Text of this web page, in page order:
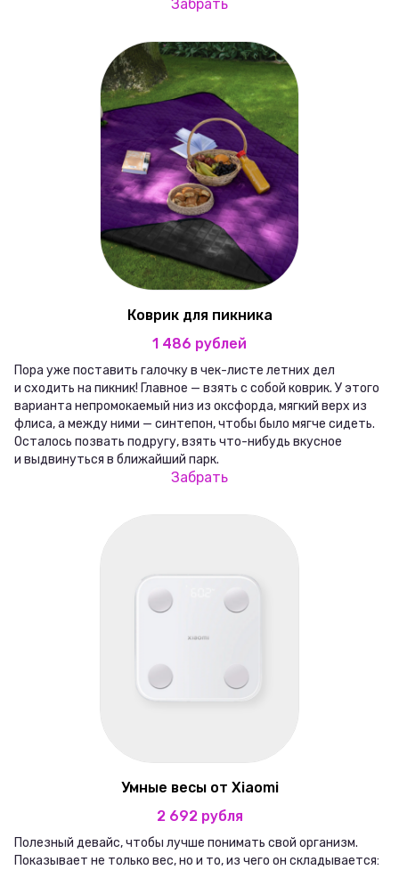
Забрать
Коврик для пикника
1 486 рублей
Пора уже поставить галочку в чек-листе летних дел
и сходить на пикник! Главное — взять с собой коврик. У этого
варианта непромокаемый низ из оксфорда, мягкий верх из
флиса, а между ними — синтепон, чтобы было мягче сидеть.
Осталось позвать подругу, взять что-нибудь вкусное
и выдвинуться в ближайший парк.
Забрать
Умные весы от Xiaomi
2 692 рубля
Полезный девайс, чтобы лучше понимать свой организм.
Показывает не только вес, но и то, из чего он складывается: